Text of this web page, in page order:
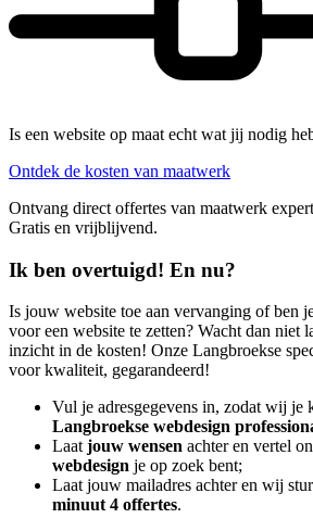
Is een website op maat echt wat jij nodig
Ontdek de kosten van maatwerk
Ontvang direct offertes van maatwerk
Gratis en vrijblijvend.
Ik ben overtuigd! En nu?
Is jouw website toe aan vervanging of ben
voor een website te zetten? Wacht dan niet
inzicht in de kosten! Onze Langbroekse
voor kwaliteit, gegarandeerd!
Vul je adresgegevens in, zodat wij je
Langbroekse webdesign
Laat jouw wensen achter en vertel
webdesign je op zoek bent;
Laat jouw mailadres achter en wij
minuut 4 offertes.